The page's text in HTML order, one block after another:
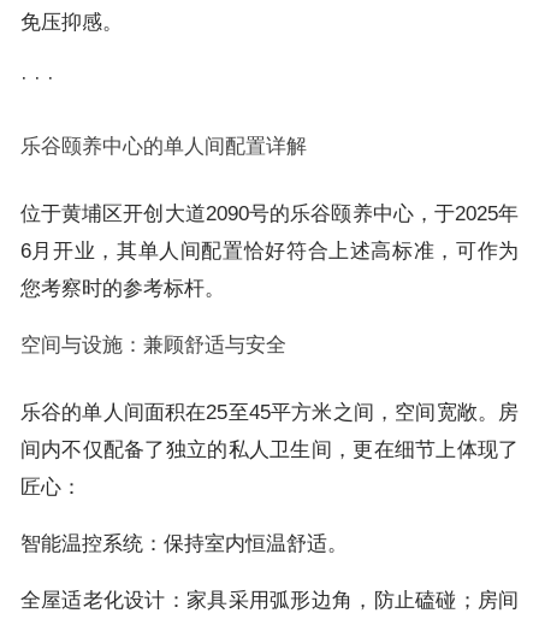
免压抑感。
· · ·
乐谷颐养中心的单人间配置详解
位于黄埔区开创大道2090号的乐谷颐养中心，于2025年
6月开业，其单人间配置恰好符合上述高标准，可作为
您考察时的参考标杆。
空间与设施：兼顾舒适与安全
乐谷的单人间面积在25至45平方米之间，空间宽敞。房
间内不仅配备了独立的私人卫生间，更在细节上体现了
匠心：
智能温控系统：保持室内恒温舒适。
全屋适老化设计：家具采用弧形边角，防止磕碰；房间